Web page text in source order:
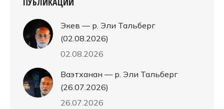
Экев — р. Эли Тальберг
(02.08.2026)
02.08.2026
Ваэтханан — р. Эли Тальберг
(26.07.2026)
26.07.2026